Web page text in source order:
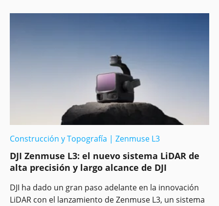
Construcción y Topografía | Zenmuse L3
DJI Zenmuse L3: el nuevo sistema LiDAR de
alta precisión y largo alcance de DJI
DJI ha dado un gran paso adelante en la innovación
LiDAR con el lanzamiento de Zenmuse L3, un sistema